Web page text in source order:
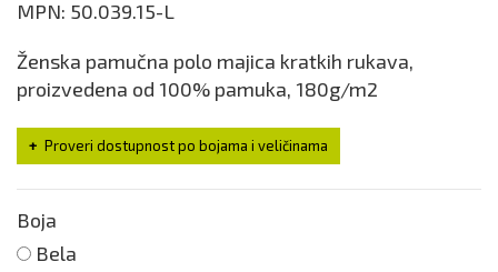
MPN: 50.039.15-L
Ženska pamučna polo majica kratkih rukava,
proizvedena od 100% pamuka, 180g/m2
Proveri dostupnost po bojama i veličinama
Boja
Bela